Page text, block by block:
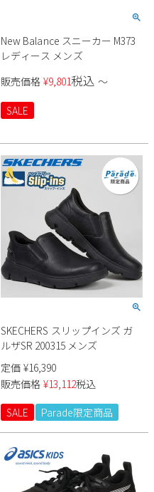
New Balance スニーカー M373
レディース メンズ
販売価格 ¥9,801税込 〜
SALE
SKECHERS スリップインズ ガ
ルザSR 200315 メンズ
定価 ¥16,390
販売価格 ¥13,112税込
SALE
Parade限定商品